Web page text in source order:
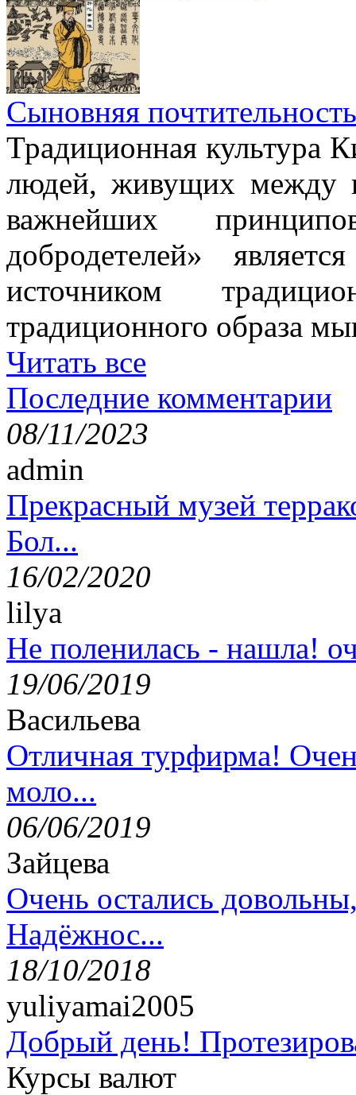
Сыновняя почтительность
Традиционная культура
людей, живущих между
важнейших
добродетелей»
источником
традиционного образа
Читать все
Последние комментарии
08/11/2023
admin
Прекрасный музей
Бол...
16/02/2020
lilya
Не поленилась - нашла!
19/06/2019
Васильева
Отличная турфирма!
моло...
06/06/2019
Зайцева
Очень остались
Надёжнос...
18/10/2018
yuliyamai2005
Добрый день!
Курсы валют